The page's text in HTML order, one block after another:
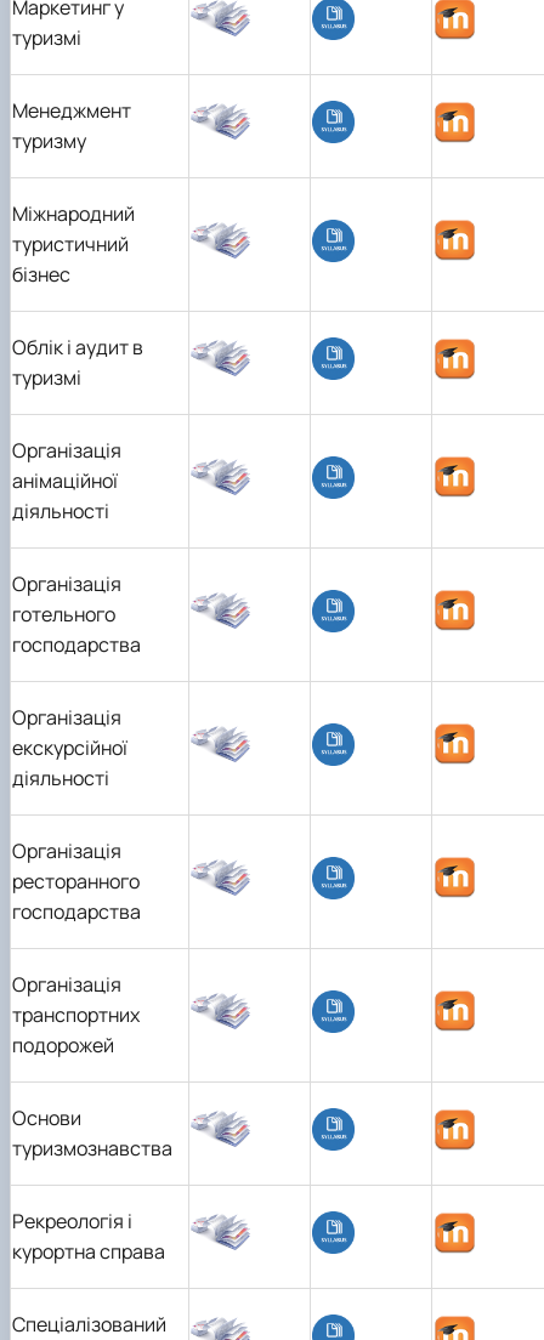
Маркетинг у
туризмі
Менеджмент
туризму
Міжнародний
туристичний
бізнес
Облік і аудит в
туризмі
Організація
анімаційної
діяльності
Організація
готельного
господарства
Організація
екскурсійної
діяльності
Організація
ресторанного
господарства
Організація
транспортних
подорожей
Основи
туризмознавства
Рекреологія і
курортна справа
Спеціалізований